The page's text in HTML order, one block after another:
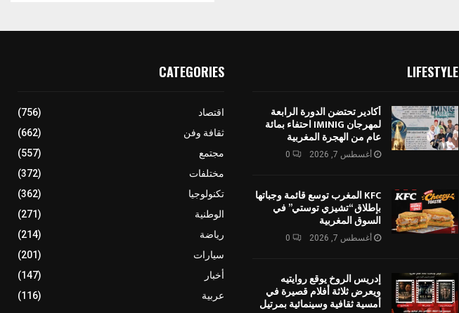
LIFESTYLE
أكادير تحتضن الدورة الرابعة
لمهرجان IMINIG احتفاء بمائة
عام من الهجرة المغربية
أغسطس 7, 2026 0
KFC المغرب توسع قائمة وجباتها
بإطلاق “تشيزي توستي” في
السوق المغربية
أغسطس 7, 2026 0
إدريس الروخ يوقع روايتيه
ويعرض ثلاثة أفلام قصيرة في
أمسية ثقافية وسينمائية بمرتيل
CATEGORIES
اقتصاد
(756)
ثقافة وفن
(662)
مجتمع
(557)
مختلفات
(372)
تكنولوجيا
(362)
الوطنية
(271)
رياضة
(214)
سيارات
(201)
أخبار
(147)
عربية
(116)